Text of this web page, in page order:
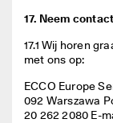
17. Neem
17.1 Wij horen
met ons op:
ECCO Europe
092 Warszawa
20 262 2080 E-